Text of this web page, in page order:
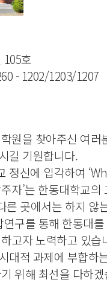
105호
- 1202/1203/1207
원을 찾아주신 여러
길 기원합니다.
정신에 입각하여
자’는 한동대학교의
른 곳에서는 하지 않
구를 통해 한동대
고자 노력하고 있습
대적 과제에 부합하
위해 최선을 다하